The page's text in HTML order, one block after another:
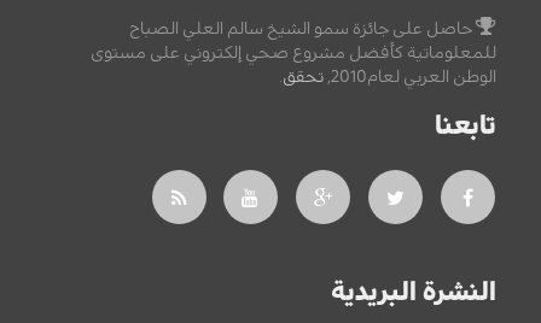
حاصل على جائزة سمو الشيخ سالم العلي الصباح
للمعلوماتية كأفضل مشروع صحي إلكتروني على مستوى
الوطن العربي لعام2010,
تحقق.
تابعنا
النشرة البريدية